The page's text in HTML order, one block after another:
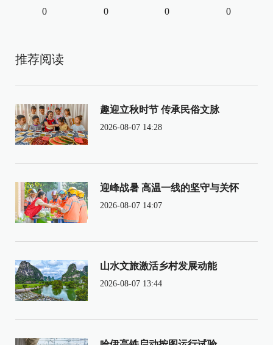
0 0 0 0
推荐阅读
趣迎立秋时节 传承民俗文脉
2026-08-07 14:28
迎峰战暑 高温一线的坚守与关怀
2026-08-07 14:07
山水文旅激活乡村发展动能
2026-08-07 13:44